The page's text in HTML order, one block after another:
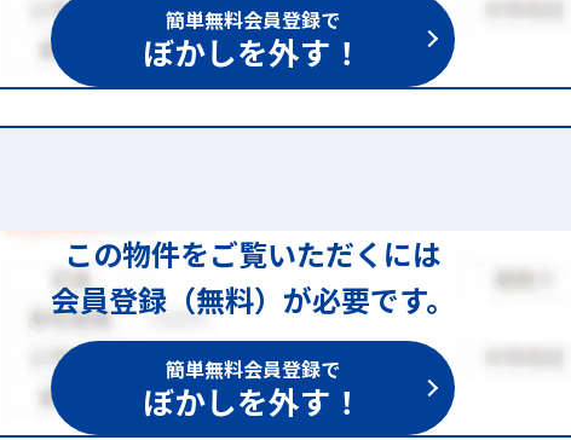
簡単無料会員登録で
ぼかしを外す！
この物件をご覧いただくには
会員登録（無料）が必要です。
簡単無料会員登録で
ぼかしを外す！